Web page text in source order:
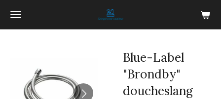
Ga
Blue-Label
"Brondby"
doucheslang